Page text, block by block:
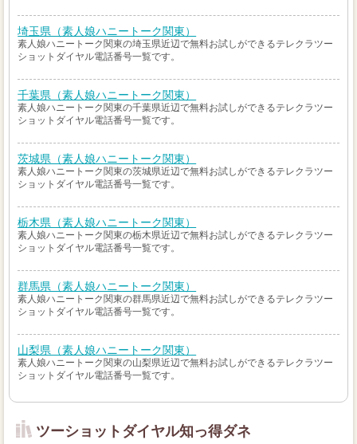
埼玉県（素人娘ハニートーク関東）
素人娘ハニートーク関東の埼玉県近辺で無料お試しができるテレクラツー
ショットダイヤル電話番号一覧です。
千葉県（素人娘ハニートーク関東）
素人娘ハニートーク関東の千葉県近辺で無料お試しができるテレクラツー
ショットダイヤル電話番号一覧です。
茨城県（素人娘ハニートーク関東）
素人娘ハニートーク関東の茨城県近辺で無料お試しができるテレクラツー
ショットダイヤル電話番号一覧です。
栃木県（素人娘ハニートーク関東）
素人娘ハニートーク関東の栃木県近辺で無料お試しができるテレクラツー
ショットダイヤル電話番号一覧です。
群馬県（素人娘ハニートーク関東）
素人娘ハニートーク関東の群馬県近辺で無料お試しができるテレクラツー
ショットダイヤル電話番号一覧です。
山梨県（素人娘ハニートーク関東）
素人娘ハニートーク関東の山梨県近辺で無料お試しができるテレクラツー
ショットダイヤル電話番号一覧です。
ツーショットダイヤル知っ得ダネ